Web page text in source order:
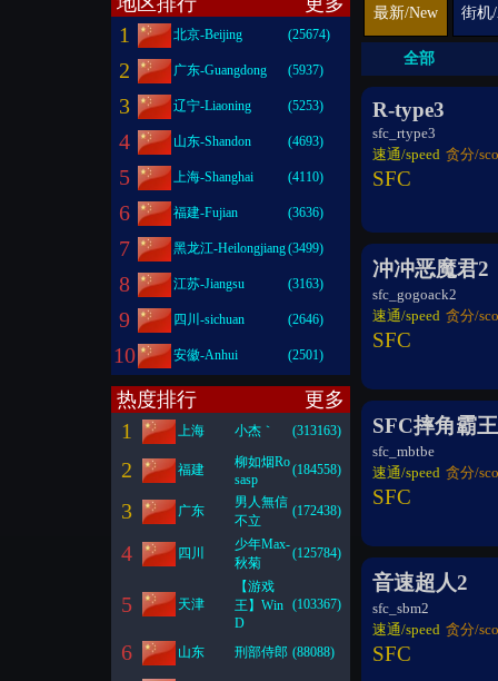
1 北京-Beijing (25674)
2 广东-Guangdong (5937)
3 辽宁-Liaoning (5253)
4 山东-Shandon (4693)
5 上海-Shanghai (4110)
6 福建-Fujian (3636)
7 黑龙江-Heilongjiang(3499)
8 江苏-Jiangsu (3163)
9 四川-sichuan (2646)
10 安徽-Anhui (2501)
热度排行 更多
1 上海 小杰｀ (313163)
2 福建
柳如烟Ro
sasp
(184558)
3 广东
男人無信
不立
(172438)
4 四川
少年Max-
秋菊
(125784)
5 天津
【游戏
王】Win
D
(103367)
6 山东 刑部侍郎 (88088)
最新/New 街机
全部
R-type3
sfc_rtype3
速通/speed 贪分/
SFC
冲冲恶魔君2
sfc_gogoack2
速通/speed 贪分/
SFC
SFC摔角霸
sfc_mbtbe
速通/speed 贪分/
SFC
音速超人2
sfc_sbm2
速通/speed 贪分/
SFC